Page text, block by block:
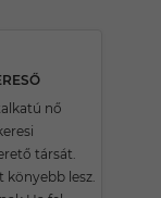
nő
társát.
könyebb lesz.